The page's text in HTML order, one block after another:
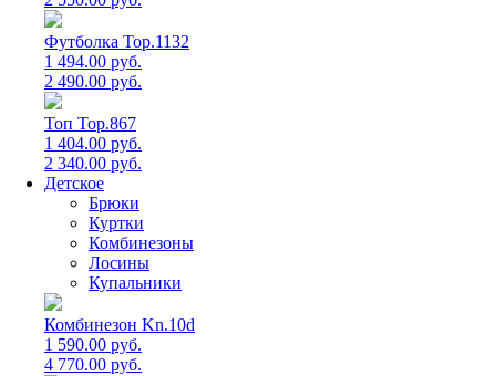
Футболка Top.1132
1 494.00 руб.
2 490.00 руб.
Топ Top.867
1 404.00 руб.
2 340.00 руб.
Детское
Брюки
Куртки
Комбинезоны
Лосины
Купальники
Комбинезон Kn.10d
1 590.00 руб.
4 770.00 руб.